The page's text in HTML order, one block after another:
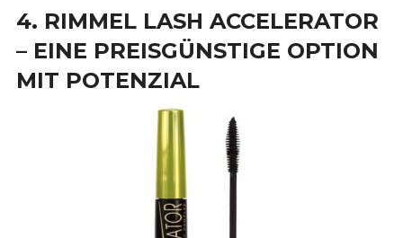
4. RIMMEL LASH ACCELERATOR
– EINE PREISGÜNSTIGE OPTION
MIT POTENZIAL